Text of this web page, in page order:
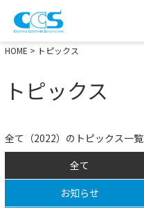
画像処理用の製品検索
HOME > トピックス
トピックス
全て（2022）のトピックス一覧
全て
お知らせ